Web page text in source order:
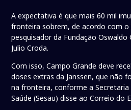
A expectativa é que mais 60 mil
fronteira sobrem, de acordo com
pesquisador da Fundação Oswaldo
Julio Croda.
Com isso, Campo Grande deve
doses extras da Janssen, que não
na fronteira, conforme a Secretaria
Saúde (Sesau) disse ao Correio do